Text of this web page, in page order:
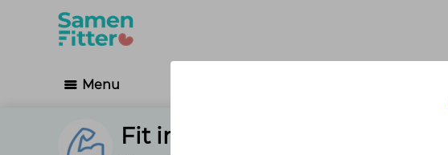
Menu
Fit in je vel